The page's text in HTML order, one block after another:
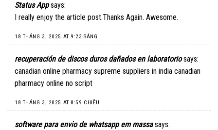
Status App says:
I really enjoy the article post.Thanks Again. Awesome.
18 THÁNG 3, 2025 AT 9:23 SÁNG
recuperación de discos duros dañados en laboratorio says:
canadian online pharmacy supreme suppliers in india canadian
pharmacy online no script
18 THÁNG 3, 2025 AT 8:59 CHIỀU
software para envio de whatsapp em massa says: